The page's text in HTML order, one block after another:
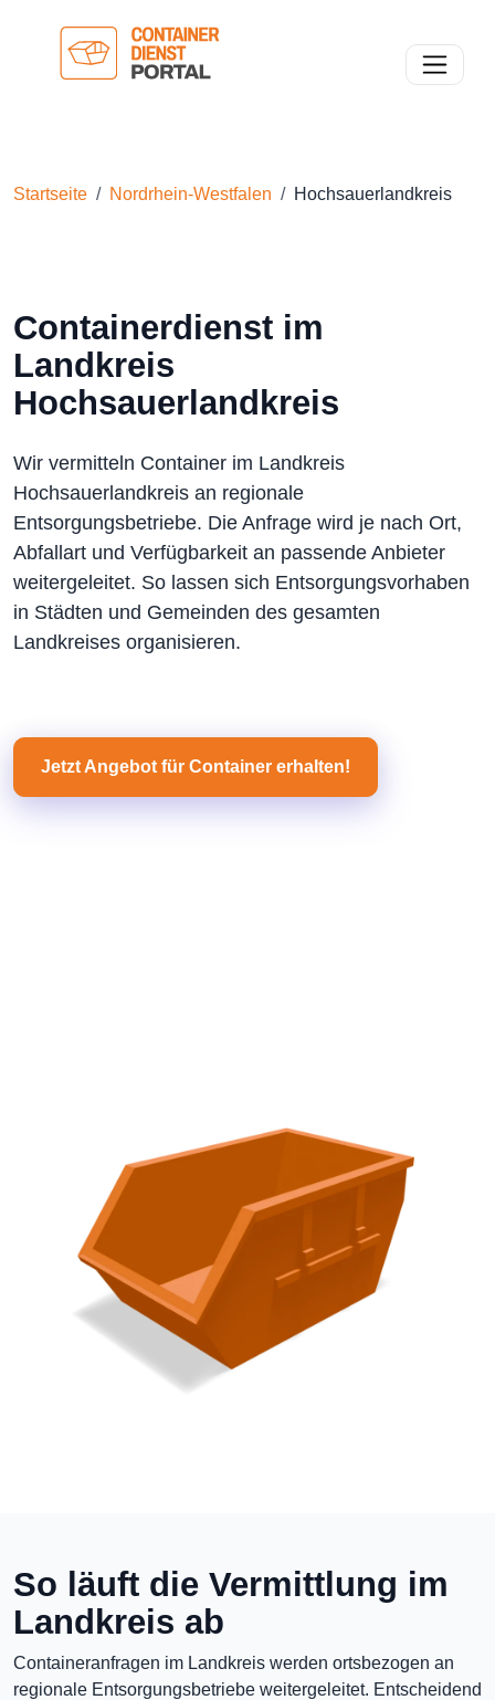
Toggle
Startseite Nordrhein-Westfalen Hochsauerlandkreis
Containerdienst im
Landkreis
Hochsauerlandkreis
Wir vermitteln Container im Landkreis
Hochsauerlandkreis an regionale
Entsorgungsbetriebe. Die Anfrage wird je nach Ort,
Abfallart und Verfügbarkeit an passende Anbieter
weitergeleitet. So lassen sich Entsorgungsvorhaben
in Städten und Gemeinden des gesamten
Landkreises organisieren.
Jetzt Angebot für Container erhalten!
So läuft die Vermittlung im
Landkreis ab
Containeranfragen im Landkreis werden ortsbezogen an
regionale Entsorgungsbetriebe weitergeleitet. Entscheidend